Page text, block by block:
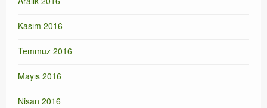
Kasım 2016
Temmuz 2016
Mayıs 2016
Nisan 2016